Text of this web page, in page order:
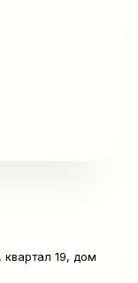
19, дом